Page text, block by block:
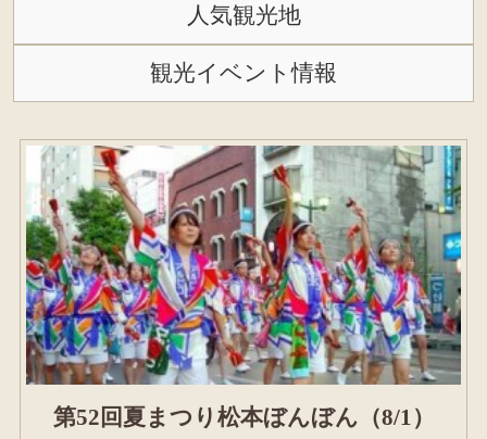
人気観光地
観光イベント情報
第52回夏まつり松本ぼんぼん（8/1）